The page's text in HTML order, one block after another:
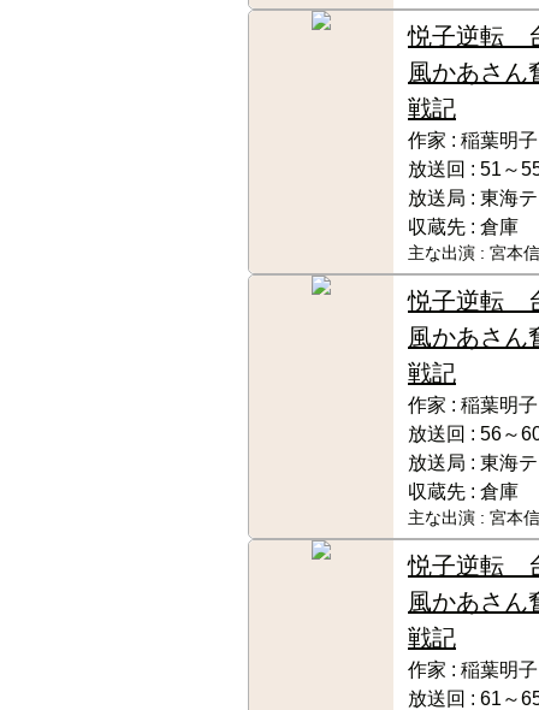
悦子逆転
風かあさん
戦記
作家 : 稲葉明子
放送回 : 51～
放送局 : 東海
収蔵先 : 倉庫
主な出演 : 宮本
悦子逆転
風かあさん
戦記
作家 : 稲葉明子
放送回 : 56～
放送局 : 東海
収蔵先 : 倉庫
主な出演 : 宮本
悦子逆転
風かあさん
戦記
作家 : 稲葉明子
放送回 : 61～